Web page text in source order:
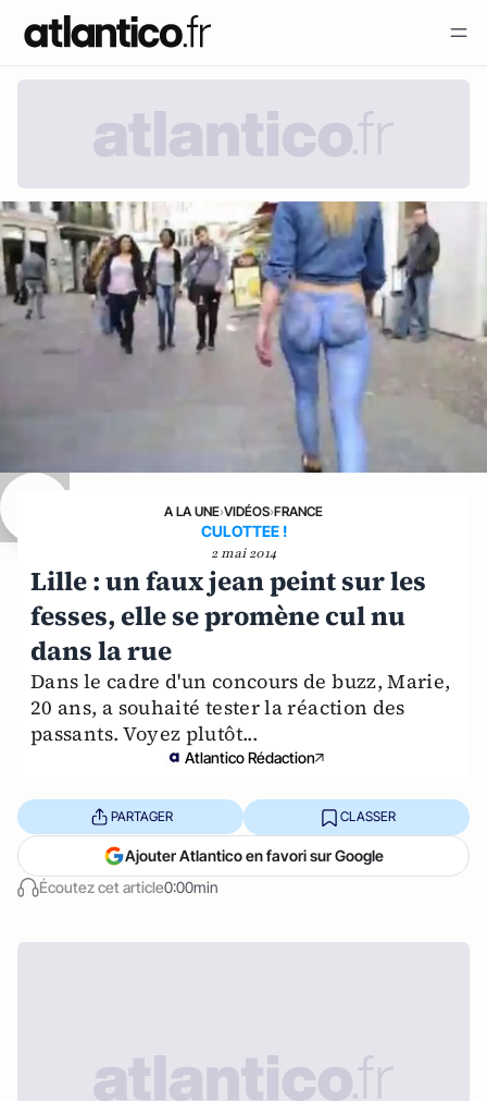
A LA UNE›VIDÉOS›FRANCE
CULOTTEE !
2 mai 2014
Lille : un faux jean peint sur les
fesses, elle se promène cul nu
dans la rue
Dans le cadre d'un concours de buzz, Marie,
20 ans, a souhaité tester la réaction des
passants. Voyez plutôt...
Atlantico Rédaction
Écoutez cet article0:00min
PARTAGER CLASSER
Ajouter Atlantico en favori sur Google